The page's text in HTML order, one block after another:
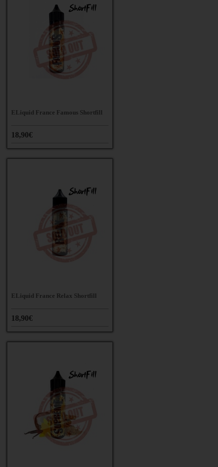
ELiquid France Famous Shortfill
18,90€
ELiquid France Relax Shortfill
18,90€